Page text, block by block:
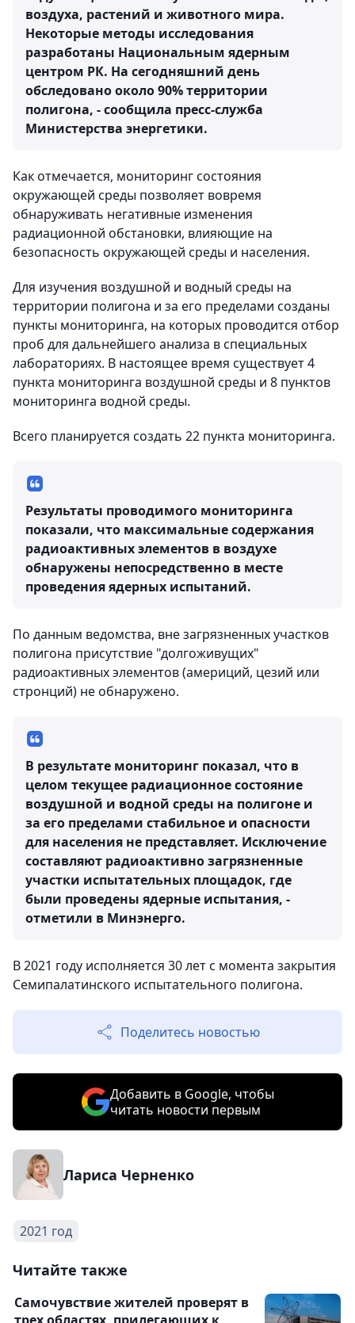
воздуха, растений и животного мира.
Некоторые методы исследования
разработаны Национальным ядерным
центром РК. На сегодняшний день
обследовано около 90% территории
полигона, - сообщила пресс-служба
Министерства энергетики.
Как отмечается, мониторинг состояния
окружающей среды позволяет вовремя
обнаруживать негативные изменения
радиационной обстановки, влияющие на
безопасность окружающей среды и населения.
Для изучения воздушной и водный среды на
территории полигона и за его пределами созданы
пункты мониторинга, на которых проводится отбор
проб для дальнейшего анализа в специальных
лабораториях. В настоящее время существует 4
пункта мониторинга воздушной среды и 8 пунктов
мониторинга водной среды.
Всего планируется создать 22 пункта мониторинга.
Результаты проводимого мониторинга
показали, что максимальные содержания
радиоактивных элементов в воздухе
обнаружены непосредственно в месте
проведения ядерных испытаний.
По данным ведомства, вне загрязненных участков
полигона присутствие "долгоживущих"
радиоактивных элементов (америций, цезий или
стронций) не обнаружено.
В результате мониторинг показал, что в
целом текущее радиационное состояние
воздушной и водной среды на полигоне и
за его пределами стабильное и опасности
для населения не представляет. Исключение
составляют радиоактивно загрязненные
участки испытательных площадок, где
были проведены ядерные испытания, -
отметили в Минэнерго.
В 2021 году исполняется 30 лет с момента закрытия
Семипалатинского испытательного полигона.
Поделитесь новостью
Добавить в Google, чтобы
читать новости первым
Лариса Черненко
2021 год
Читайте также
Самочувствие жителей проверят в